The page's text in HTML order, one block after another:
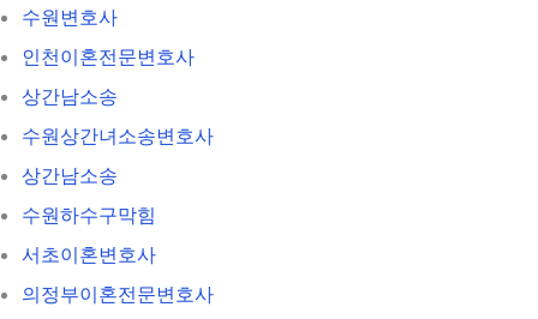
수원변호사
인천이혼전문변호사
상간남소송
수원상간녀소송변호사
상간남소송
수원하수구막힘
서초이혼변호사
의정부이혼전문변호사